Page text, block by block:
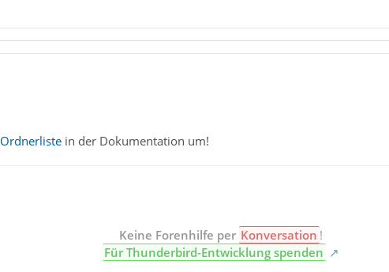
in der Dokumentation um!
Keine Forenhilfe per Konversation !
Für Thunderbird-Entwicklung spenden